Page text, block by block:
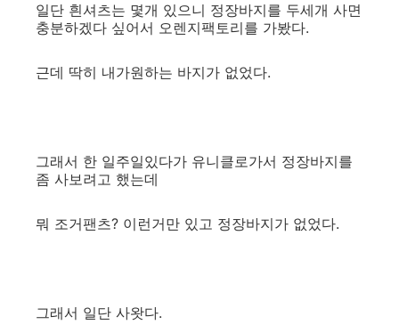
일단 흰셔츠는 몇개 있으니 정장바지를 두세개 사면
충분하겠다 싶어서 오렌지팩토리를 가봤다.
근데 딱히 내가원하는 바지가 없었다.
그래서 한 일주일있다가 유니클로가서 정장바지를
좀 사보려고 했는데
뭐 조거팬츠? 이런거만 있고 정장바지가 없었다.
그래서 일단 사왓다.